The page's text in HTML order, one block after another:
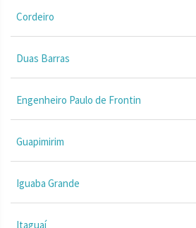
Cordeiro
Duas Barras
Engenheiro Paulo de Frontin
Guapimirim
Iguaba Grande
Itaguaí